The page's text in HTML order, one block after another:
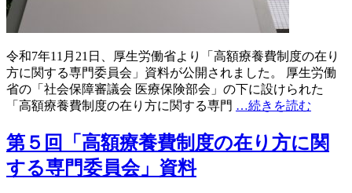
令和7年11月21日、厚生労働省より「高額療養費制度の在り
方に関する専門委員会」資料が公開されました。 厚生労働
省の「社会保障審議会 医療保険部会」の下に設けられた
「高額療養費制度の在り方に関する専門 …続きを読む
第５回「高額療養費制度の在り方に関
する専門委員会」資料